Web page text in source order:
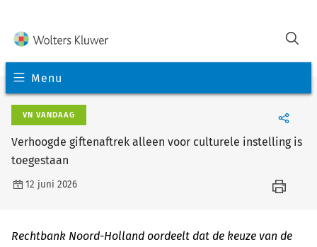
Menu
VN VANDAAG
Verhoogde giftenaftrek alleen voor culturele instelling is
toegestaan
12 juni 2026
Rechtbank Noord-Holland oordeelt dat de keuze van de